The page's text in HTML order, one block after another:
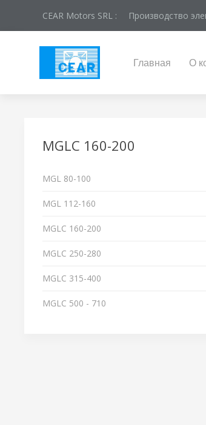
CEAR Motors SRL : Производство
Главная О
MGLС 160-200
MGL 80-100
MGL 112-160
MGLС 160-200
MGLС 250-280
MGLС 315-400
MGLС 500 - 710